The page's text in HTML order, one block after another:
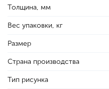
Толщина, мм
Вес упаковки, кг
Размер
Страна производства
Тип рисунка